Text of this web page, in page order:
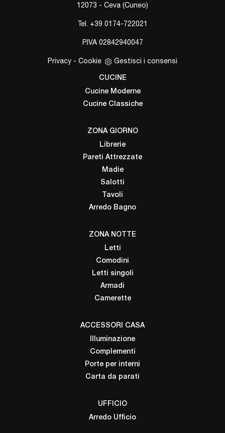
12073 - Ceva (Cuneo)
Tel. +39 0174-722021
P.IVA 02842940047
Privacy - Cookie Gestisci i consensi
CUCINE
Cucine Moderne
Cucine Classiche
ZONA GIORNO
Librerie
Pareti Attrezzate
Madie
Salotti
Tavoli
Arredo Bagno
ZONA NOTTE
Letti
Comodini
Letti singoli
Armadi
Camerette
ACCESSORI CASA
Illuminazione
Complementi
Porte per interni
Carta da parati
UFFICIO
Arredo Ufficio